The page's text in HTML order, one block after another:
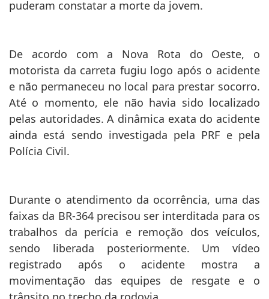
motorista da carreta fugiu logo após o acidente
e não permaneceu no local para prestar socorro.
Até o momento, ele não havia sido localizado
pelas autoridades. A dinâmica exata do acidente
ainda está sendo investigada pela PRF e pela
Polícia Civil.
faixas da BR-364 precisou ser interditada para os
trabalhos da perícia e remoção dos veículos,
sendo liberada posteriormente. Um vídeo
registrado após o acidente mostra a
movimentação das equipes de resgate e o
trânsito no trecho da rodovia.